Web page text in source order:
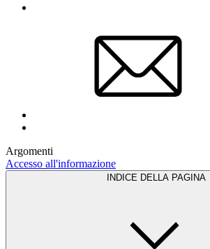
Argomenti
Accesso all'informazione
INDICE DELLA PAGINA